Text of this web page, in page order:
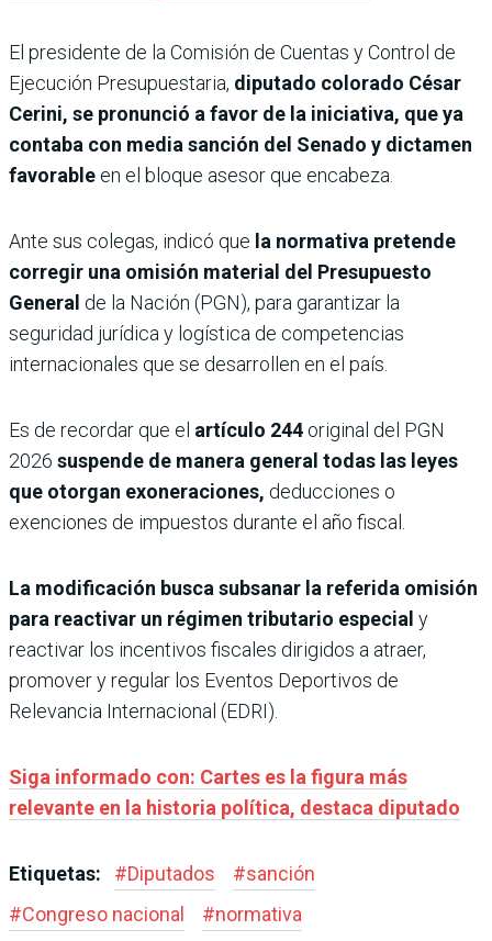
El presidente de la Comisión de Cuentas y Control de
Ejecución Presupuestaria, diputado colorado César
Cerini, se pronunció a favor de la iniciativa, que ya
contaba con media sanción del Senado y dictamen
favorable en el bloque asesor que encabeza.
Ante sus colegas, indicó que la normativa pretende
corregir una omisión material del Presupuesto
General de la Nación (PGN), para garantizar la
seguridad jurídica y logística de competencias
internacionales que se desarrollen en el país.
Es de recordar que el artículo 244 original del PGN
2026 suspende de manera general todas las leyes
que otorgan exoneraciones, deducciones o
exenciones de impuestos durante el año fiscal.
La modificación busca subsanar la referida omisión
para reactivar un régimen tributario especial y
reactivar los incentivos fiscales dirigidos a atraer,
promover y regular los Eventos Deportivos de
Relevancia Internacional (EDRI).
Siga informado con: Cartes es la figura más
relevante en la historia política, destaca diputado
Etiquetas: #Diputados #sanción
#Congreso nacional #normativa